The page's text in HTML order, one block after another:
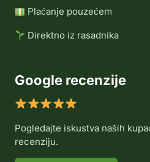
Plaćanje pouzećem
Direktno iz rasadnika
Google recenzije
Pogledajte iskustva naših
recenziju.